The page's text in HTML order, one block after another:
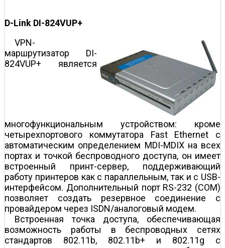
D-Link DI-824VUP+
VPN-
маршрутизатор DI-
824VUP+ является
многофункциональным устройством: кроме
четырехпортового коммутатора Fast Ethernet с
автоматическим определением MDI-MDIX на всех
портах и точкой беспроводного доступа, он имеет
встроенный принт-сервер, поддерживающий
работу принтеров как с параллельным, так и с USB-
интерфейсом. Дополнительный порт RS-232 (COM)
позволяет создать резервное соединение с
провайдером через ISDN/аналоговый модем.
Встроенная точка доступа, обеспечивающая
возможность работы в беспроводных сетях
стандартов 802.11b, 802.11b+ и 802.11g с